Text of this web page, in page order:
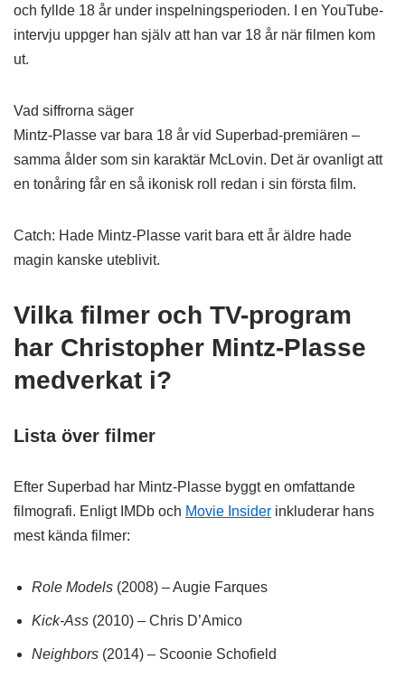
och fyllde 18 år under inspelningsperioden. I en YouTube-
intervju uppger han själv att han var 18 år när filmen kom
ut.
Vad siffrorna säger
Mintz-Plasse var bara 18 år vid Superbad-premiären –
samma ålder som sin karaktär McLovin. Det är ovanligt att
en tonåring får en så ikonisk roll redan i sin första film.
Catch: Hade Mintz-Plasse varit bara ett år äldre hade
magin kanske uteblivit.
Vilka filmer och TV-program
har Christopher Mintz-Plasse
medverkat i?
Lista över filmer
Efter Superbad har Mintz-Plasse byggt en omfattande
filmografi. Enligt IMDb och Movie Insider inkluderar hans
mest kända filmer:
Role Models (2008) – Augie Farques
Kick-Ass (2010) – Chris D’Amico
Neighbors (2014) – Scoonie Schofield